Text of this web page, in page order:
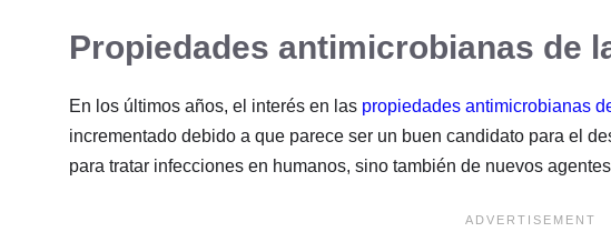
Propiedades antimicrobianas de
En los últimos años, el interés en las propiedades antimicrobianas
incrementado debido a que parece ser un buen candidato para el
para tratar infecciones en humanos, sino también de nuevos